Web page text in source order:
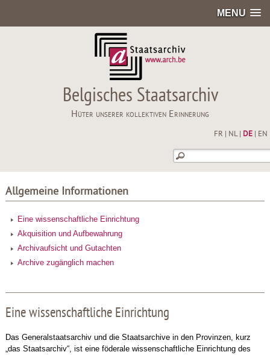
MENU
Belgisches Staatsarchiv
Hüter unserer kollektiven Erinnerung
FR NL| DE| EN
Allgemeine Informationen
Eine wissenschaftliche Einrichtung
Akquisition und Aufbewahrung
Archivaufsicht und Gutachten
Archive zugänglich machen
Eine wissenschaftliche Einrichtung
Das Generalstaatsarchiv und die Staatsarchive in den Provinzen, kurz
„das Staatsarchiv“, ist eine föderale wissenschaftliche Einrichtung des